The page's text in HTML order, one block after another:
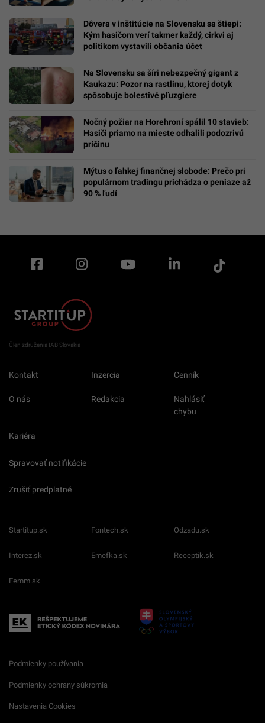
Dôvera v inštitúcie na Slovensku sa štiepi:
Kým hasičom verí takmer každý, cirkvi aj
politikom vystavili občania účet
Na Slovensku sa šíri nebezpečný gigant z
Kaukazu: Pozor na rastlinu, ktorej dotyk
spôsobuje bolestivé pľuzgiere
Nočný požiar na Horehroní spálil 10 stavieb:
Hasiči priamo na mieste odhalili podozrivú
príčinu
Mýtus o ľahkej finančnej slobode: Prečo pri
populárnom tradingu prichádza o peniaze až
90 % ľudí
Člen združenia IAB Slovakia
Kontakt Inzercia Cenník
O nás Redakcia
Nahlásiť
chybu
Kariéra
Spravovať notifikácie
Zrušiť predplatné
Startitup.sk Fontech.sk Odzadu.sk
Interez.sk Emefka.sk Receptik.sk
Femm.sk
Podmienky používania
Podmienky ochrany súkromia
Nastavenia Cookies